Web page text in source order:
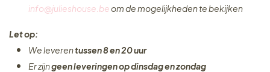
info@julieshouse.beom de mogelijkheden te bekijken
Let op:
We leverentussen 8 en 20 uur
Er zijngeen leveringenop dinsdag en zondag